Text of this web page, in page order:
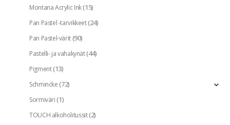
Montana Acrylic Ink(15)
Pan Pastel -tarvikkeet(24)
Pan Pastel-värit(90)
Pastelli- ja vahakynät(44)
Pigment(13)
Schmincke(72)
Sormiväri(1)
TOUCH alkoholitussit(2)